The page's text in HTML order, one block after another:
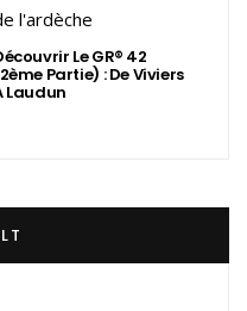
Le GR® 42
Partie) : De Viviers
Laudun